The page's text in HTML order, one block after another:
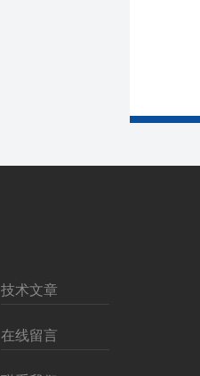
技术文章
在线留言